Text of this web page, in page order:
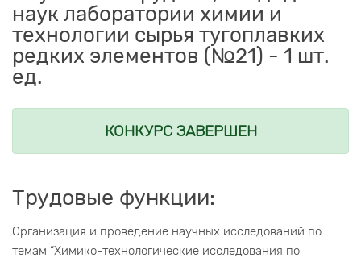
наук лаборатории химии и
технологии сырья тугоплавких
редких элементов (№21) - 1 шт.
ед.
КОНКУРС ЗАВЕРШЕН
Трудовые функции:
Организация и проведение научных исследований по
темам “Химико-технологические исследования по